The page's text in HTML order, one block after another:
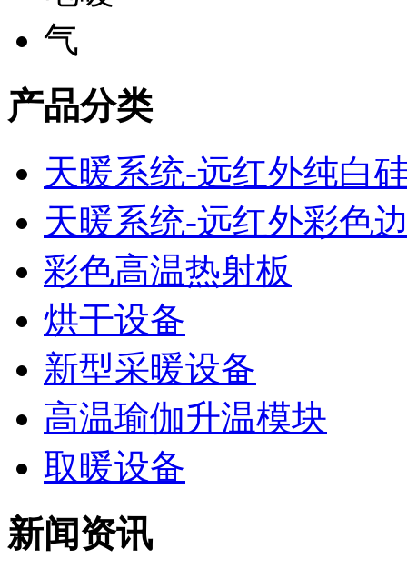
产品分类
天暖系统-远红外纯白
天暖系统-远红外彩色
彩色高温热射板
烘干设备
新型采暖设备
高温瑜伽升温模块
取暖设备
新闻资讯